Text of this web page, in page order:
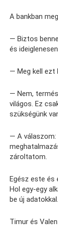
A bankban
— Biztos
és
— Meg kell ezt
— Nem,
világos. Ez
szükségünk
— A
zároltatom.
Egész este és
Hol egy-egy
be új adatokkal.
Timur és